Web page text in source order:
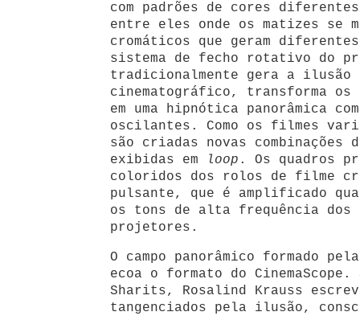
com padrões de cores
entre eles onde os matizes se
cromáticos que geram diferentes
sistema de fecho rotativo do
tradicionalmente gera a ilusão
cinematográfico, transforma
em uma hipnótica panorâmica
oscilantes. Como os filmes
são criadas novas combinações
exibidas em
loop . Os quadros
coloridos dos rolos de filme
pulsante, que é amplificado
os tons de alta frequência dos
projetores.
O campo panorâmico formado
ecoa o formato do
Sharits, Rosalind Krauss
tangenciados pela ilusão,